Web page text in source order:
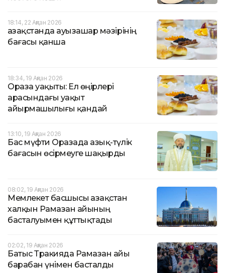
18:14, 22 Ақпан 2026
Қазақстанда ауызашар мәзірінің
бағасы қанша
18:34, 19 Ақпан 2026
Ораза уақыты: Ел өңірлері
арасындағы уақыт
айырмашылығы қандай
13:10, 19 Ақпан 2026
Бас мүфти Оразада азық-түлік
бағасын өсірмеуге шақырды
08:02, 19 Ақпан 2026
Мемлекет басшысы Қазақстан
халқын Рамазан айының
басталуымен құттықтады
02:02, 19 Ақпан 2026
Батыс Тракияда Рамазан айы
барабан үнімен басталды